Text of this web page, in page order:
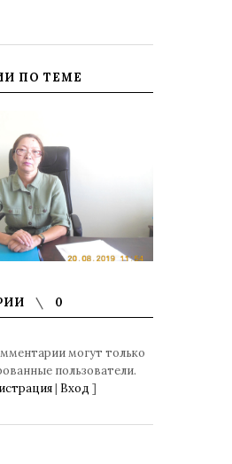
ПО ТЕМЕ
0
могут только
пользователи.
| Вход ]